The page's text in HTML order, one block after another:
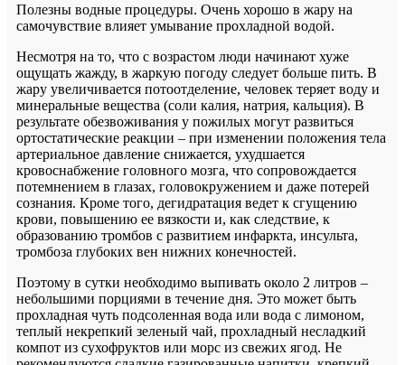
Полезны водные процедуры. Очень хорошо в жару на
самочувствие влияет умывание прохладной водой.
Несмотря на то, что с возрастом люди начинают хуже
ощущать жажду, в жаркую погоду следует больше пить. В
жару увеличивается потоотделение, человек теряет воду и
минеральные вещества (соли калия, натрия, кальция). В
результате обезвоживания у пожилых могут развиться
ортостатические реакции – при изменении положения тела
артериальное давление снижается, ухудшается
кровоснабжение головного мозга, что сопровождается
потемнением в глазах, головокружением и даже потерей
сознания. Кроме того, дегидратация ведет к сгущению
крови, повышению ее вязкости и, как следствие, к
образованию тромбов с развитием инфаркта, инсульта,
тромбоза глубоких вен нижних конечностей.
Поэтому в сутки необходимо выпивать около 2 литров –
небольшими порциями в течение дня. Это может быть
прохладная чуть подсоленная вода или вода с лимоном,
теплый некрепкий зеленый чай, прохладный несладкий
компот из сухофруктов или морс из свежих ягод. Не